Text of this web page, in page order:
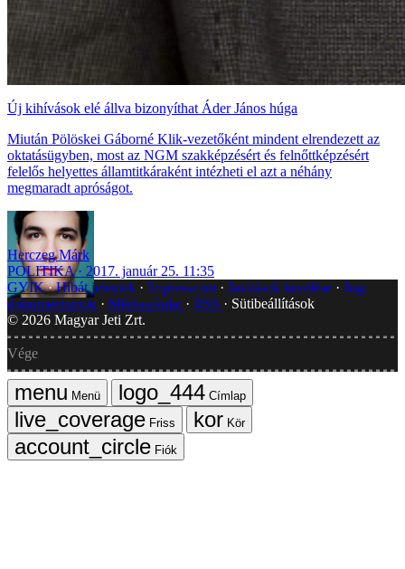
Új kihívások elé állva bizonyíthat Áder János húga
Miután Pölöskei Gáborné Klik-vezetőként mindent elrendezett az
oktatásügyben, most az NGM szakképzésért és felnőttképzésért
felelős helyettes államtitkáraként intézheti el azt a néhány
megmaradt apróságot.
Herczeg Márk
POLITIKA
2017. január 25. 11:35
GYIK Hibát jelentek Impresszum Javítások kezelése
Jogi
dokumentumok
Médiaajánlat RSS
Sütibeállítások
© 2026 Magyar Jeti Zrt.
Vége
Menü
Címlap
Friss
Kör
Fiók